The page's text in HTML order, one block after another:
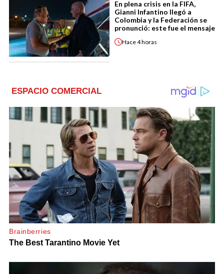
En plena crisis en la FIFA,
Gianni Infantino llegó a
Colombia y la Federación se
pronunció: este fue el mensaje
Hace4 horas